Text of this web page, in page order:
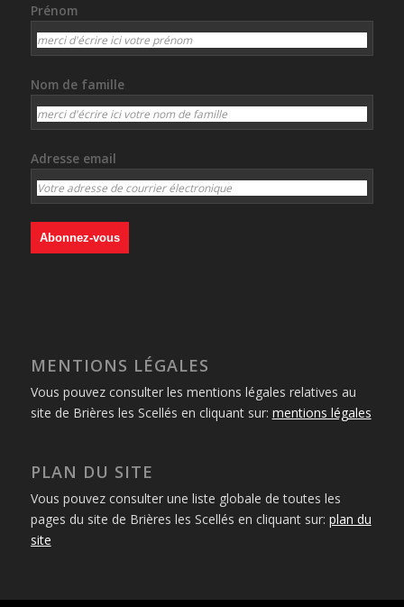
Prénom
Nom de famille
Adresse email
MENTIONS LÉGALES
Vous pouvez consulter les mentions légales relatives au
site de Brières les Scellés en cliquant sur: mentions légales
PLAN DU SITE
Vous pouvez consulter une liste globale de toutes les
pages du site de Brières les Scellés en cliquant sur: plan du
site